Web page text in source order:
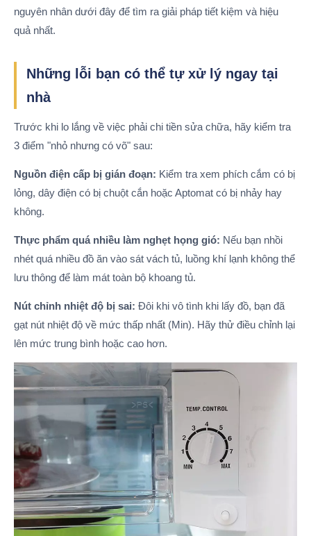
nguyên nhân dưới đây để tìm ra giải pháp tiết kiệm và hiệu
quả nhất.
Những lỗi bạn có thể tự xử lý ngay tại
nhà
Trước khi lo lắng về việc phải chi tiền sửa chữa, hãy kiểm tra
3 điểm "nhỏ nhưng có võ" sau:
Nguồn điện cấp bị gián đoạn: Kiểm tra xem phích cắm có bị
lỏng, dây điện có bị chuột cắn hoặc Aptomat có bị nhảy hay
không.
Thực phẩm quá nhiều làm nghẹt họng gió: Nếu bạn nhồi
nhét quá nhiều đồ ăn vào sát vách tủ, luồng khí lạnh không thể
lưu thông để làm mát toàn bộ khoang tủ.
Nút chỉnh nhiệt độ bị sai: Đôi khi vô tình khi lấy đồ, bạn đã
gạt nút nhiệt độ về mức thấp nhất (Min). Hãy thử điều chỉnh lại
lên mức trung bình hoặc cao hơn.